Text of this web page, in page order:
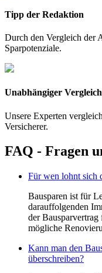
Tipp der Redaktion
Durch den Vergleich der
Sparpotenziale.
Unabhängiger Vergleich
Unsere Experten
Versicherer.
FAQ - Fragen
Für wen lohnt sich
Bausparen ist für
darauffolgenden
der
mögliche
Kann man den
überschreiben?